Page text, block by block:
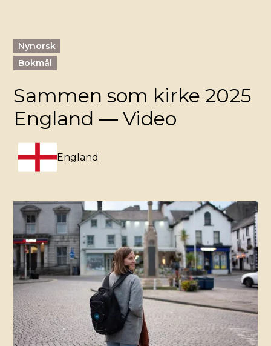
Nynorsk
Bokmål
Sammen som kirke 2025
England — Video
England